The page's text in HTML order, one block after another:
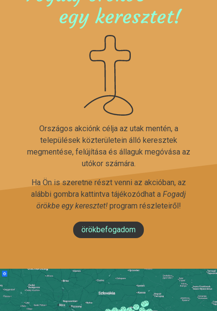
egy keresztet!
Országos akciónk célja az utak mentén, a
települések közterületein álló keresztek
megmentése, felújítása és állaguk megóvása az
utókor számára.
Ha Ön is szeretne részt venni az akcióban, az
alábbi gombra kattintva tájékozódhat a Fogadj
örökbe egy keresztet!program részleteiről!
örökbefogadom